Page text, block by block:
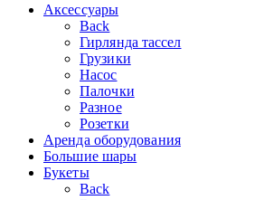
Аксессуары
Back
Гирлянда тассел
Грузики
Насос
Палочки
Разное
Розетки
Аренда оборудования
Большие шары
Букеты
Back